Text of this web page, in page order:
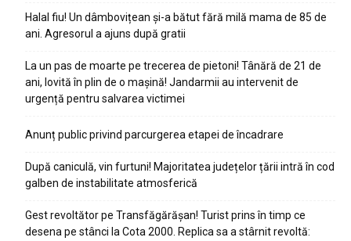
Halal fiu! Un dâmbovițean și-a bătut fără milă mama de 85 de
ani. Agresorul a ajuns după gratii
La un pas de moarte pe trecerea de pietoni! Tânără de 21 de
ani, lovită în plin de o mașină! Jandarmii au intervenit de
urgență pentru salvarea victimei
Anunț public privind parcurgerea etapei de încadrare
După caniculă, vin furtuni! Majoritatea județelor țării intră în cod
galben de instabilitate atmosferică
Gest revoltător pe Transfăgărășan! Turist prins în timp ce
desena pe stânci la Cota 2000. Replica sa a stârnit revoltă: